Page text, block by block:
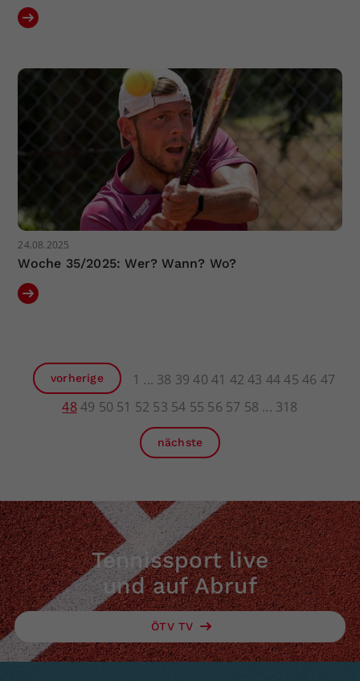
24.08.2025
Woche 35/2025: Wer? Wann? Wo?
vorherige 1 38 39 40 41 42 43 44 45 46 47
4849 50 51 52 53 54 55 56 57 58 318
nächste
Tennissport live
und auf Abruf
ÖTV TV